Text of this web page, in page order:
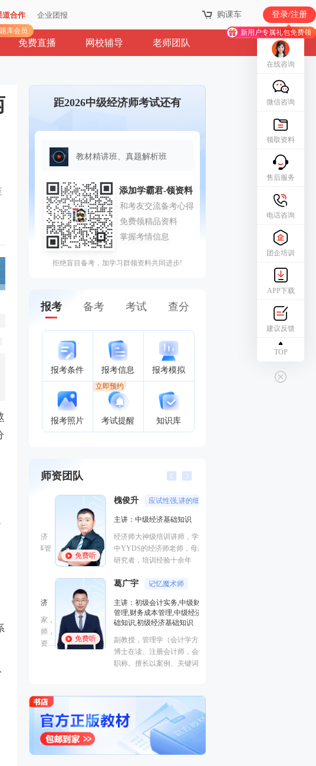
库会员
道合作 企业团报 购课车 登录/注册
新用户专属礼包免费领
免费直播 网校辅导 老师团队
距2026中级经济师考试还有
教材精讲班、真题解析班
拒绝盲目备考，加学习群领资料共同进步!
报考 备考 考试 查分
报考条件 报考信息 报考模拟
报考照片 考试提醒
立即预约
知识库
师资团队
免费听
槐俊升 应试性强,讲的细,效果好
主讲：中级经济基础知识
经济师大神级培训讲师，学员口
中YYDS的经济师老师，母题班
研究者，培训经验十余年
免费听
葛广宇 记忆魔术师
主讲：初级会计实务,中级财务
管理,财务成本管理,中级经济基
础知识,初级经济基础知识
副教授，管理学（会计学方向）
博士在读、注册会计师，会计师
职称。擅长以案例、关键词导向
考生，学员称其为“记忆魔术
在线咨询
微信咨询
领取资料
售后服务
电话咨询
团企培训
APP下载
建议反馈
TOP